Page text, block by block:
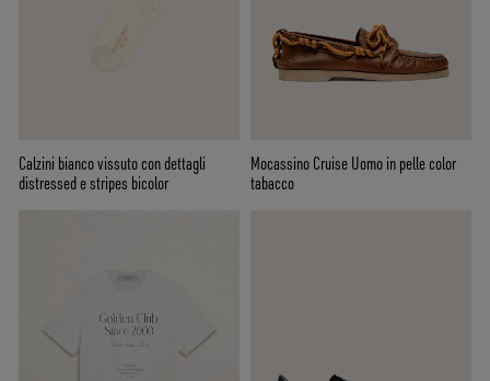
Calzini bianco vissuto con dettagli
distressed e stripes bicolor
Mocassino Cruise Uomo in pelle color
tabacco